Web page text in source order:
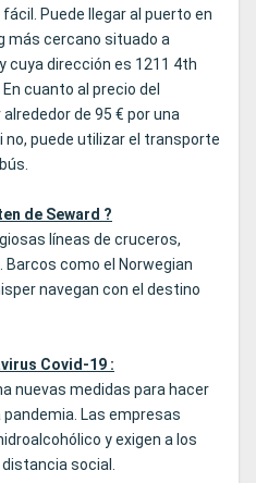
Puede llegar al puerto en
más cercano situado a
cuya dirección es 1211 4th
cuanto al precio del
de 95 € por una
puede utilizar el transporte
de Seward ?
líneas de cruceros,
Barcos como el Norwegian
navegan con el destino
Covid-19 :
nuevas medidas para hacer
Las empresas
y exigen a los
social.